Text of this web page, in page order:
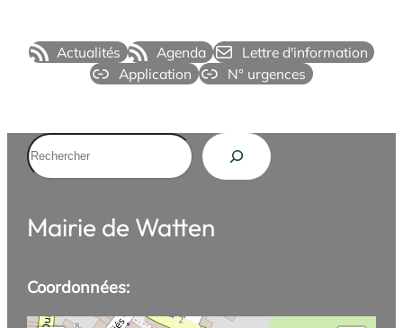
Actualités Agenda
Lettre d'information
Application
N° urgences
Rechercher
Mairie de Watten
Coordonnées: